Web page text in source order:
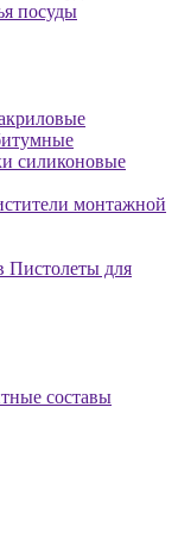
посуды
силиконовые
монтажной
Пистолеты для
составы